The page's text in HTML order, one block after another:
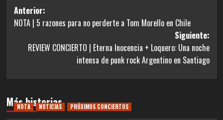
Navegación
de
entradas
Anterior:
NOTA | 5 razones para no perderte a Tom Morello en Chile
Siguiente:
REVIEW CONCIERTO | Eterna Inocencia + Loquero: Una noche
intensa de punk rock Argentino en Santiago
Más historias
NOTA NOTICIAS PRÓXIMOS CONCIERTOS